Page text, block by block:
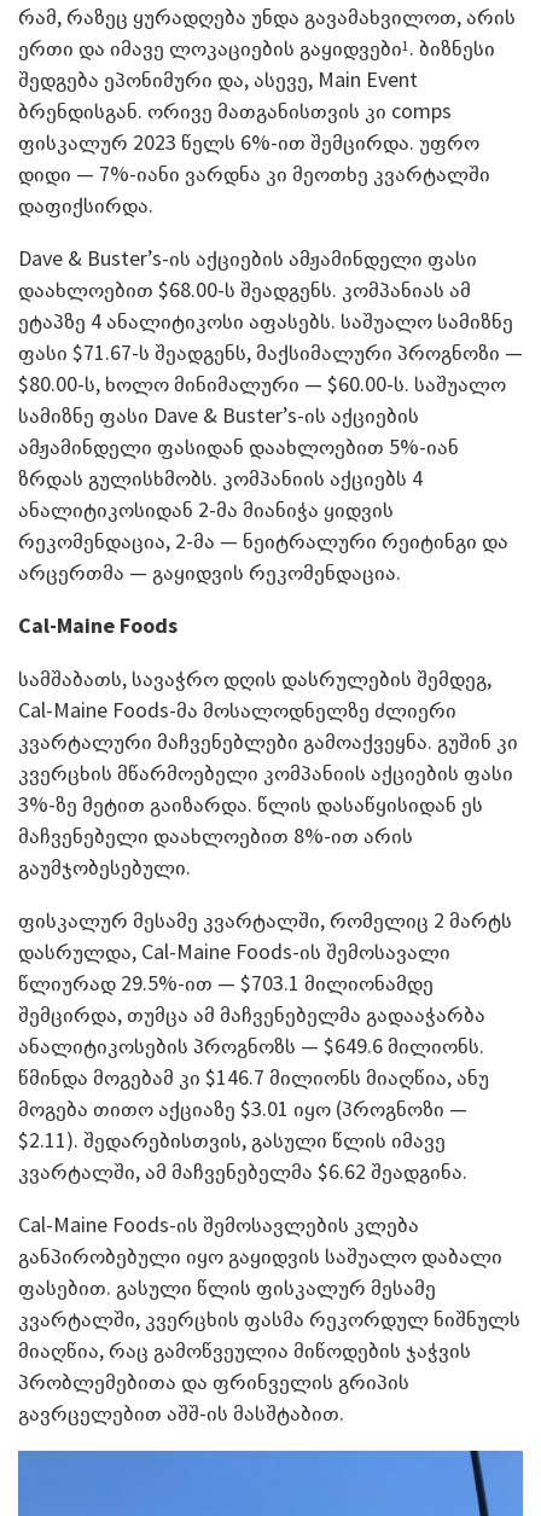
რამ, რაზეც ყურადღება უნდა გავამახვილოთ, არის
ერთი და იმავე ლოკაციების გაყიდვები1 . ბიზნესი
შედგება ეპონიმური და, ასევე, Main Event
ბრენდისგან. ორივე მათგანისთვის კი comps
ფისკალურ 2023 წელს 6%-ით შემცირდა. უფრო
დიდი — 7%-იანი ვარდნა კი მეოთხე კვარტალში
დაფიქსირდა.
Dave & Buster’s-ის აქციების ამჟამინდელი ფასი
დაახლოებით $68.00-ს შეადგენს. კომპანიას ამ
ეტაპზე 4 ანალიტიკოსი აფასებს. საშუალო სამიზნე
ფასი $71.67-ს შეადგენს, მაქსიმალური პროგნოზი —
$80.00-ს, ხოლო მინიმალური — $60.00-ს. საშუალო
სამიზნე ფასი Dave & Buster’s-ის აქციების
ამჟამინდელი ფასიდან დაახლოებით 5%-იან
ზრდას გულისხმობს. კომპანიის აქციებს 4
ანალიტიკოსიდან 2-მა მიანიჭა ყიდვის
რეკომენდაცია, 2-მა — ნეიტრალური რეიტინგი და
არცერთმა — გაყიდვის რეკომენდაცია.
Cal-Maine Foods
სამშაბათს, სავაჭრო დღის დასრულების შემდეგ,
Cal-Maine Foods-მა მოსალოდნელზე ძლიერი
კვარტალური მაჩვენებლები გამოაქვეყნა. გუშინ კი
კვერცხის მწარმოებელი კომპანიის აქციების ფასი
3%-ზე მეტით გაიზარდა. წლის დასაწყისიდან ეს
მაჩვენებელი დაახლოებით 8%-ით არის
გაუმჯობესებული.
ფისკალურ მესამე კვარტალში, რომელიც 2 მარტს
დასრულდა, Cal-Maine Foods-ის შემოსავალი
წლიურად 29.5%-ით — $703.1 მილიონამდე
შემცირდა, თუმცა ამ მაჩვენებელმა გადააჭარბა
ანალიტიკოსების პროგნოზს — $649.6 მილიონს.
წმინდა მოგებამ კი $146.7 მილიონს მიაღწია, ანუ
მოგება თითო აქციაზე $3.01 იყო (პროგნოზი —
$2.11). შედარებისთვის, გასული წლის იმავე
კვარტალში, ამ მაჩვენებელმა $6.62 შეადგინა.
Cal-Maine Foods-ის შემოსავლების კლება
განპირობებული იყო გაყიდვის საშუალო დაბალი
ფასებით. გასული წლის ფისკალურ მესამე
კვარტალში, კვერცხის ფასმა რეკორდულ ნიშნულს
მიაღწია, რაც გამოწვეულია მიწოდების ჯაჭვის
პრობლემებითა და ფრინველის გრიპის
გავრცელებით აშშ-ის მასშტაბით.